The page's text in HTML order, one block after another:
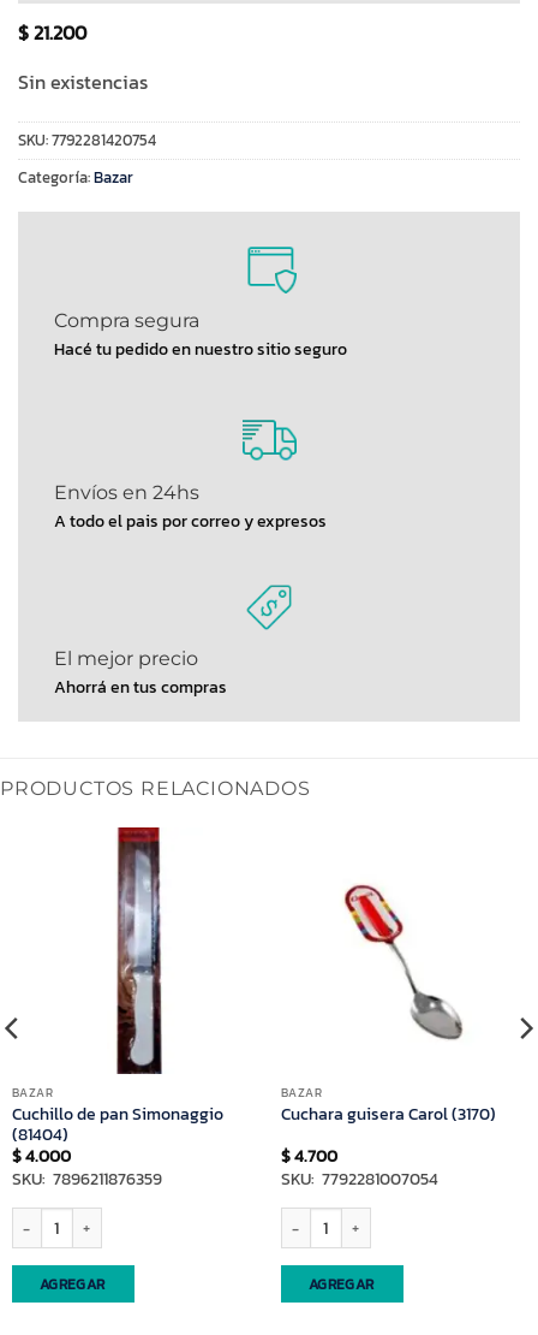
$21.200
Sin existencias
SKU:7792281420754
Categoría:Bazar
Compra segura
Hacé tu pedido en nuestro sitio seguro
Envíos en 24hs
A todo el pais por correo y expresos
El mejor precio
Ahorrá en tus compras
PRODUCTOS RELACIONADOS
BAZAR
Cuchillo de pan Simonaggio
(81404)
$4.000
SKU: 7896211876359
Cuchillo de pan Simonaggio (81404) cantidad
AGREGAR
BAZAR
Cuchara guisera Carol (3170)
$4.700
SKU: 7792281007054
Cuchara guisera Carol (3170) cantidad
AGREGAR